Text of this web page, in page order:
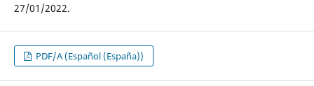
27/01/2022.
PDF/A (Español (España))